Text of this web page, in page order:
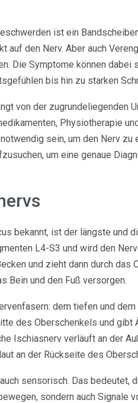
ist ein
auf den Nerv. Aber auch
Die Symptome können dabei
bis hin zu starken
von der zugrundeliegenden
Physiotherapie
sein, um den Nerv
um eine genaue
bekannt, ist der längste und
L4-S3 und wird den
und zieht dann durch das
Bein und den Fuß versorgen.
dem tiefen und
des Oberschenkels und gibt
Ischiasnerv verläuft an der
an der Rückseite des
sensorisch. Das bedeutet,
sondern auch Signale